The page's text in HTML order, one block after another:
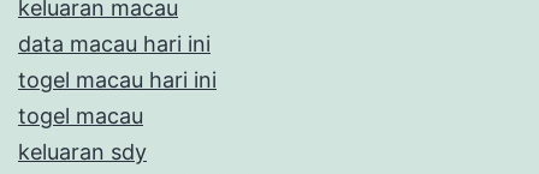
keluaran macau
data macau hari ini
togel macau hari ini
togel macau
keluaran sdy